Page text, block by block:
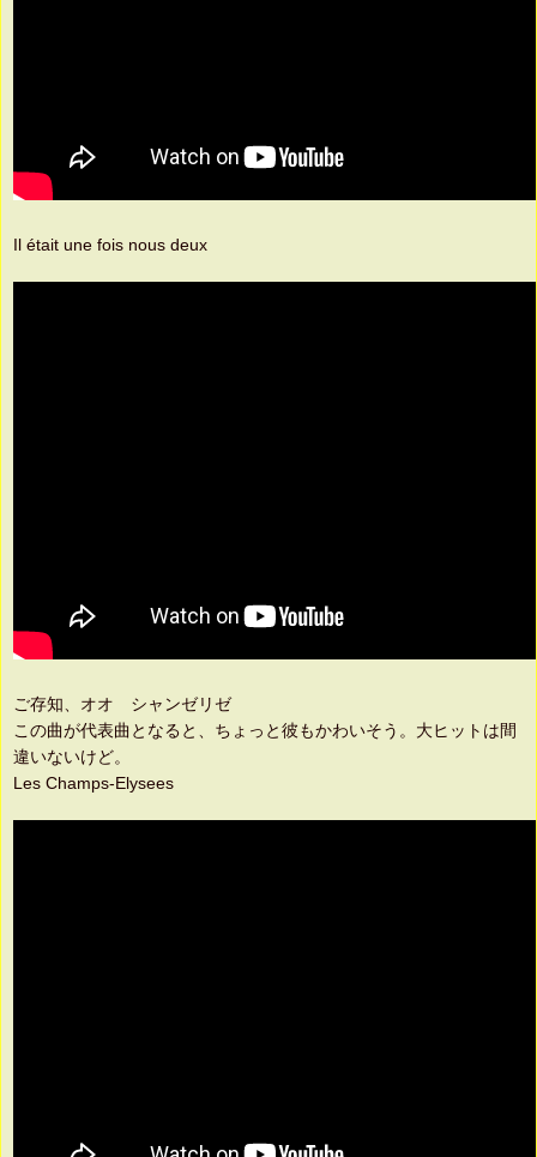
Il était une fois nous deux
ご存知、オオ シャンゼリゼ
この曲が代表曲となると、ちょっと彼もかわいそう。大ヒットは間
違いないけど。
Les Champs-Elysees